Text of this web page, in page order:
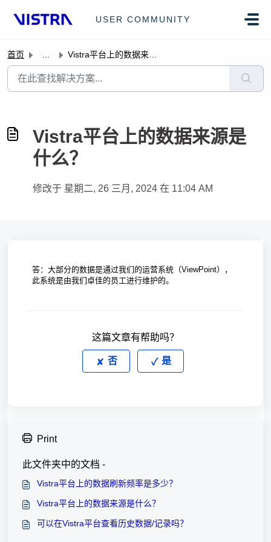
USER COMMUNITY
首页 Vistra平台上的数据来源是什么？
Vistra平台上的数据来源是
什么？
修改于 星期二, 26 三月, 2024 在 11:04 AM
答：大部分的数据是通过我们的运营系统（ViewPoint），
此系统是由我们卓佳的员工进行维护的。
这篇文章有帮助吗？
否 是
Print
此文件夹中的文档 -
Vistra平台上的数据刷新频率是多少？
Vistra平台上的数据来源是什么？
可以在Vistra平台查看历史数据/记录吗？